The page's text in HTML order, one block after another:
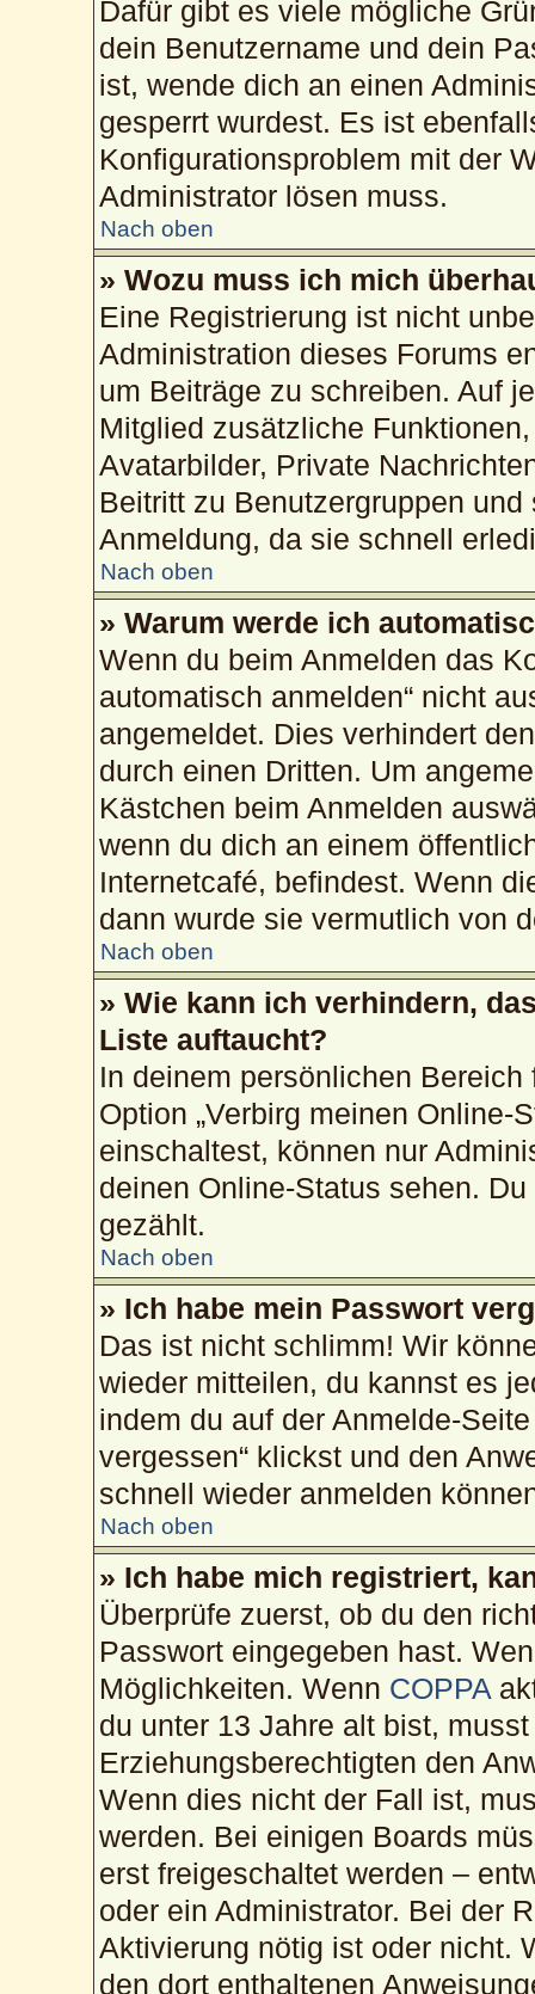
Dafür gibt es viele mögliche
dein Benutzername und dein
ist, wende dich an einen
gesperrt wurdest. Es ist
Konfigurationsproblem mit der
Administrator lösen muss.
Nach oben
» Wozu muss ich mich
Eine Registrierung ist nicht
Administration dieses Forums
um Beiträge zu schreiben. Auf
Mitglied zusätzliche
Avatarbilder, Private
Beitritt zu Benutzergruppen
Anmeldung, da sie schnell
Nach oben
» Warum werde ich
Wenn du beim Anmelden das
automatisch anmelden“ nicht
angemeldet. Dies verhindert
durch einen Dritten. Um
Kästchen beim Anmelden
wenn du dich an einem
Internetcafé, befindest. Wenn
dann wurde sie vermutlich von
Nach oben
» Wie kann ich verhindern,
Liste auftaucht?
In deinem persönlichen
Option „Verbirg meinen Online-
einschaltest, können nur
deinen Online-Status sehen.
gezählt.
Nach oben
» Ich habe mein Passwort
Das ist nicht schlimm! Wir
wieder mitteilen, du kannst es
indem du auf der Anmelde-
vergessen“ klickst und den
schnell wieder anmelden
Nach oben
» Ich habe mich registriert,
Überprüfe zuerst, ob du den
Passwort eingegeben hast.
Möglichkeiten. Wenn COPPA
du unter 13 Jahre alt bist,
Erziehungsberechtigten den
Wenn dies nicht der Fall ist,
werden. Bei einigen Boards
erst freigeschaltet werden –
oder ein Administrator. Bei der
Aktivierung nötig ist oder nicht.
den dort enthaltenen